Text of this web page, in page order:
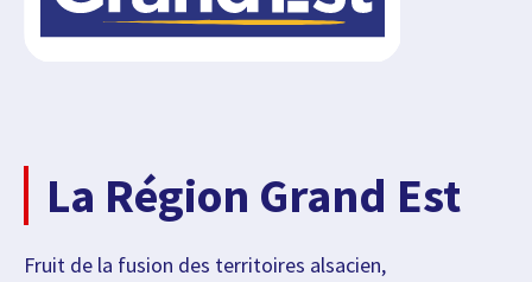
La Région Grand Est
Fruit de la fusion des territoires alsacien,